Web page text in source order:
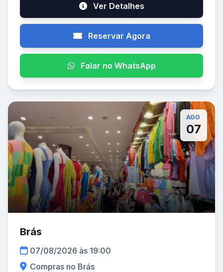
Ver Detalhes
Reservar Agora
Falar no WhatsApp
AGO
07
Brás
07/08/2026 às 19:00
Compras no Brás